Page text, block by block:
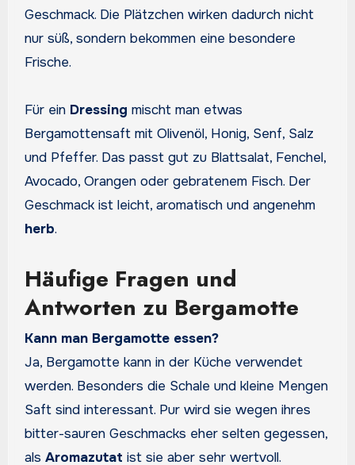
Geschmack. Die Plätzchen wirken dadurch nicht
nur süß, sondern bekommen eine besondere
Frische.
Für ein Dressing mischt man etwas
Bergamottensaft mit Olivenöl, Honig, Senf, Salz
und Pfeffer. Das passt gut zu Blattsalat, Fenchel,
Avocado, Orangen oder gebratenem Fisch. Der
Geschmack ist leicht, aromatisch und angenehm
herb.
Häufige Fragen und
Antworten zu Bergamotte
Kann man Bergamotte essen?
Ja, Bergamotte kann in der Küche verwendet
werden. Besonders die Schale und kleine Mengen
Saft sind interessant. Pur wird sie wegen ihres
bitter-sauren Geschmacks eher selten gegessen,
als Aromazutat ist sie aber sehr wertvoll.